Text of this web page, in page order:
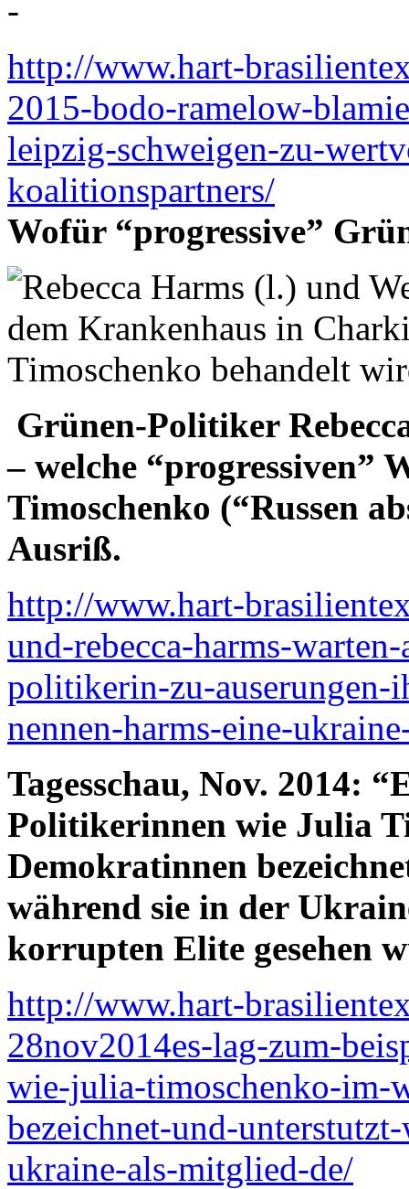
-
http://www.hart-
2015-bodo-ramelow-
leipzig-schweigen-zu-
koalitionspartners/
Wofür “progressive”
Grünen-Politiker
– welche “progressiven”
Timoschenko (“Russen
Ausriß.
http://www.hart-
und-rebecca-harms-
politikerin-zu-auserungen-
nennen-harms-eine-
Tagesschau, Nov. 2014:
Politikerinnen wie Julia
Demokratinnen
während sie in der
korrupten Elite gesehen
http://www.hart-
28nov2014es-lag-zum-
wie-julia-timoschenko-im-
bezeichnet-und-
ukraine-als-mitglied-de/